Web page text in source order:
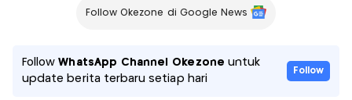
Follow Okezone di Google News
FollowWhatsApp Channel Okezone untuk
update berita terbaru setiap hari
Follow